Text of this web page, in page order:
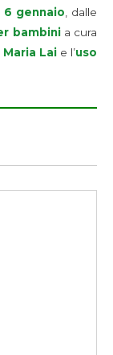
6 gennaio, dalle
bambinia cura
Maria Lai e l’uso